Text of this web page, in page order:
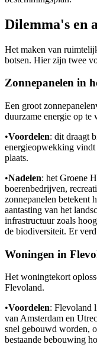
Dilemma's en
Het maken van
botsen. Hier zijn twee
Zonnepanelen in
Een groot
duurzame energie op te
•Voordelen: dit draagt
energieopwekking vindt
plaats.
•Nadelen: het Groene
boerenbedrijven,
zonnepanelen betekent
aantasting van het
infrastructuur zoals
de biodiversiteit. Er
Woningen in
Het woningtekort
Flevoland.
•Voordelen: Flevoland
van Amsterdam en
snel gebouwd worden,
bestaande bebouwing